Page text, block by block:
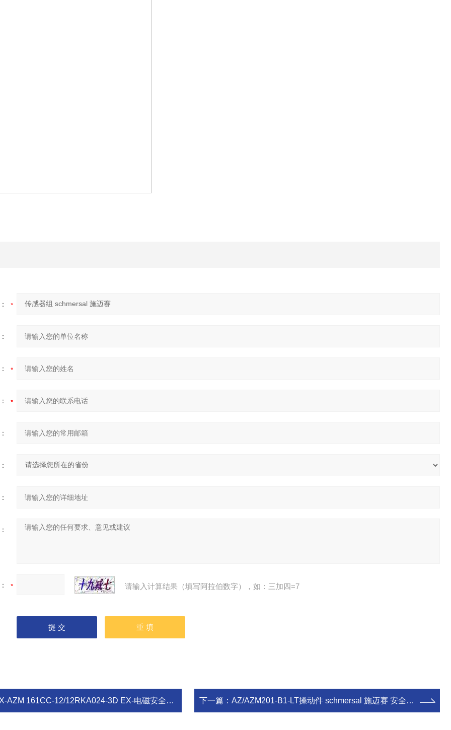
请输入计算结果（填写阿拉伯数字），如：三加四=7
AZM 161CC-12/12RKA024-3D EX-电磁安全锁 schmersal 施迈赛 下一篇： AZ/AZM201-B1-LT操动件 schmersal 施迈赛 安全开关